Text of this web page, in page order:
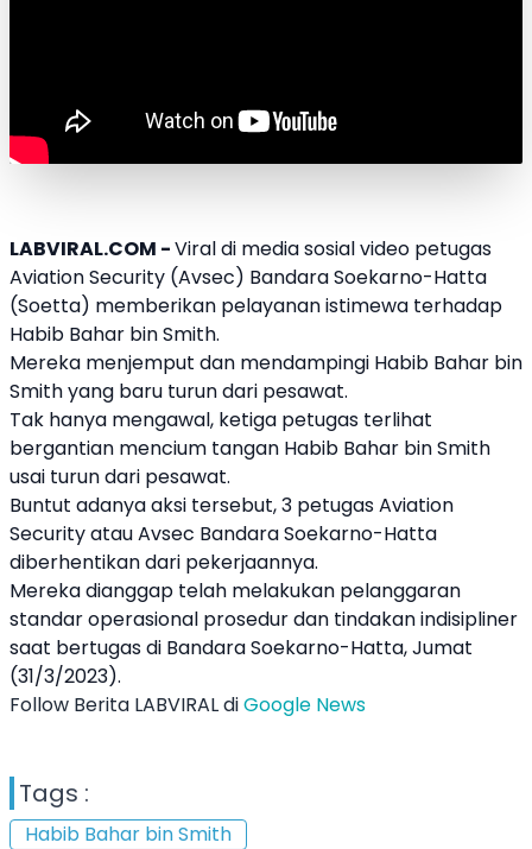
LABVIRAL.COM -Viral di media sosial video petugas
Aviation Security (Avsec) Bandara Soekarno-Hatta
(Soetta) memberikan pelayanan istimewa terhadap
Habib Bahar bin Smith.
Mereka menjemput dan mendampingi Habib Bahar bin
Smithyang baru turun dari pesawat.
Tak hanya mengawal, ketiga petugas terlihat
bergantian mencium tangan Habib Bahar bin Smith
usai turun dari pesawat.
Buntut adanya aksi tersebut, 3 petugas Aviation
Securityatau Avsec Bandara Soekarno-Hatta
diberhentikan dari pekerjaannya.
Mereka dianggap telah melakukan pelanggaran
standar operasional prosedur dan tindakan indisipliner
saat bertugas di Bandara Soekarno-Hatta, Jumat
(31/3/2023).
Follow Berita LABVIRAL diGoogle News
Tags :
Habib Bahar bin Smith